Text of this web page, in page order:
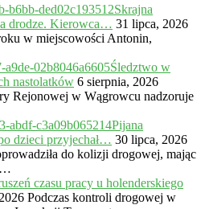
Skrajna
drodze. Kierowca… 31 lipca, 2026
w miejscowości Antonin,
Śledztwo w
nastolatków 6 sierpnia, 2026
Rejonowej w Wągrowcu nadzoruje
Pijana
dzieci przyjechał… 30 lipca, 2026
do kolizji drogowej, mając
czasu pracy u holenderskiego
Podczas kontroli drogowej w